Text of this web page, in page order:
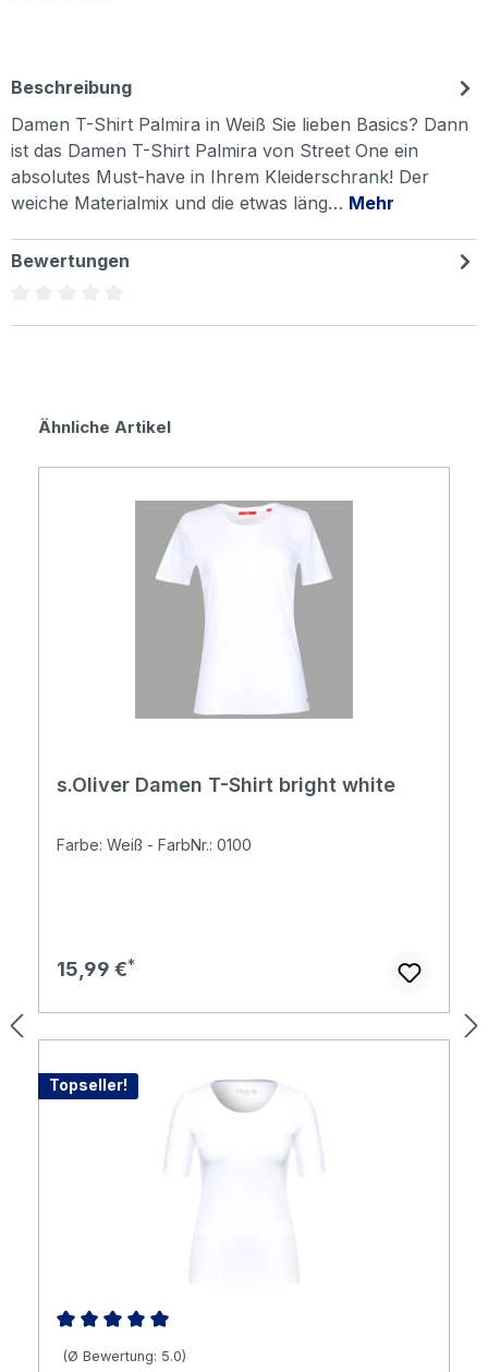
Beschreibung
Damen T-Shirt Palmira in Weiß Sie lieben Basics? Dann
ist das Damen T-Shirt Palmira von Street One ein
absolutes Must-have in Ihrem Kleiderschrank! Der
weiche Materialmix und die etwas läng… Mehr
Bewertungen
Produktgalerie überspringen
Ähnliche Artikel
s.Oliver Damen T-Shirt bright white
Farbe: Weiß - FarbNr.: 0100
Regulärer Preis:
15,99 €
Topseller!
Durchschnittliche Bewertung von 5 von 5 Sternen
(Ø Bewertung: 5.0)